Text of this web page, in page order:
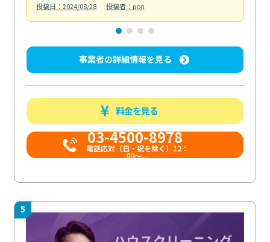
投稿日：2024/08/28
投稿者：pon
事業者の詳細情報を見る
料金を見る
03-4500-8978
電話応対（日・祝を除く）12：
00～...
5